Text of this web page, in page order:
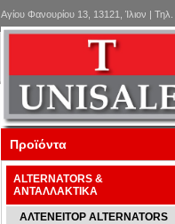
Αγίου Φανουρίου 13, 13121, Ίλιον | Τηλ.
Προϊόντα
ALTERNATORS &
ΑΝΤΑΛΛΑΚΤΙΚΑ
ΑΛΤΕΝΕΙΤΟΡ ALTERNATORS